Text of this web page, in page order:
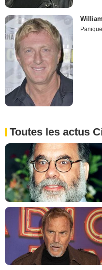
Toutes les actus